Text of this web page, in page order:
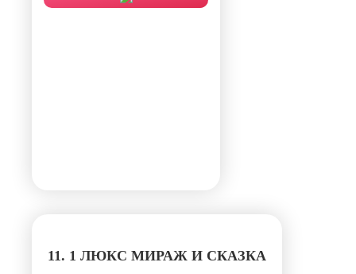
11. 1 ЛЮКС МИРАЖ И СКАЗКА